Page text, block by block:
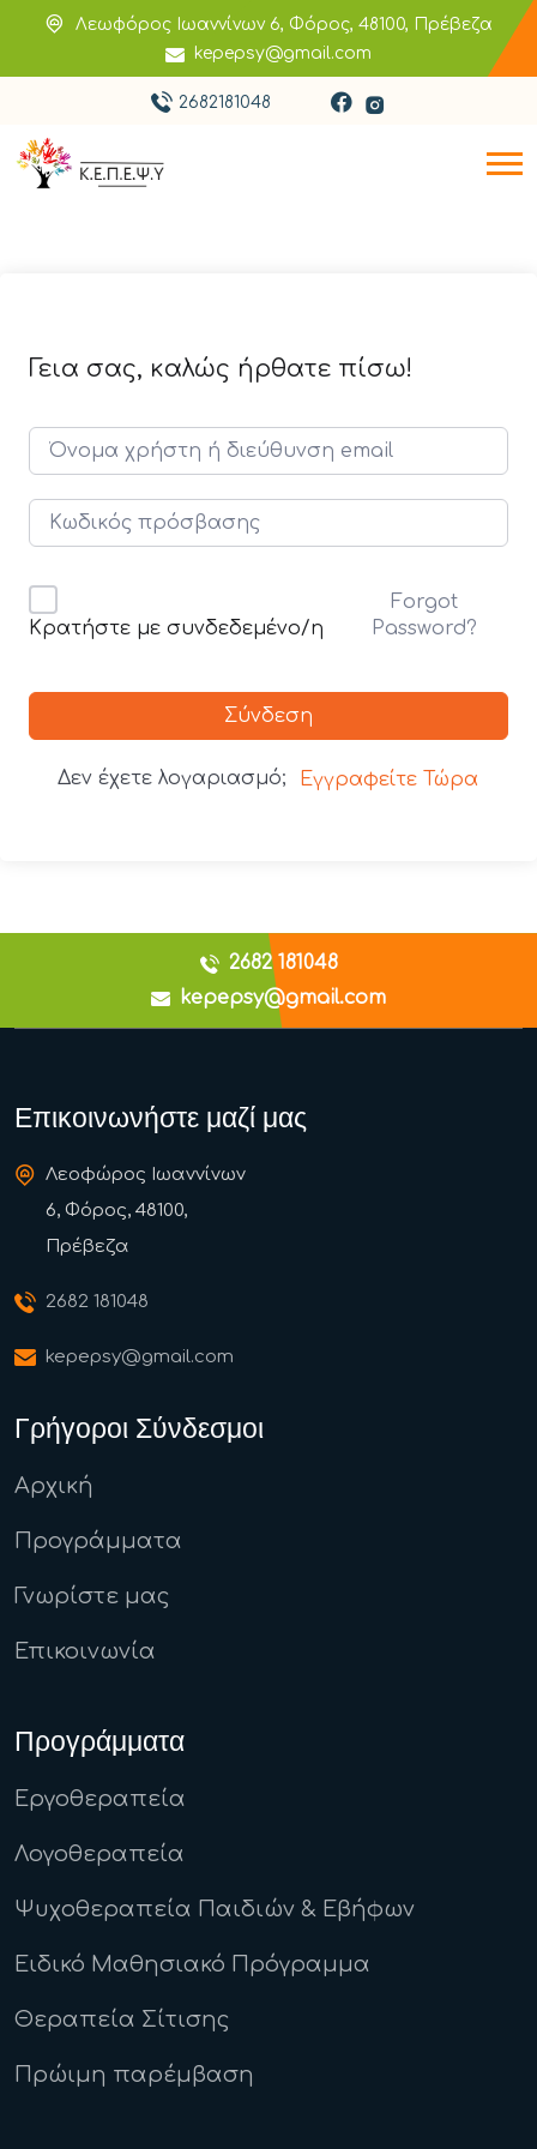
Λεωφόρος Ιωαννίνων 6, Φόρος, 48100, Πρέβεζα
kepepsy@gmail.com
2682181048
Γεια σας, καλώς ήρθατε πίσω!
Κρατήστε με συνδεδεμένο/η
Forgot
Password?
Σύνδεση
Δεν έχετε λογαριασμό; Εγγραφείτε Τώρα
2682 181048
kepepsy@gmail.com
Επικοινωνήστε μαζί μας
Λεοφώρος Ιωαννίνων
6, Φόρος, 48100,
Πρέβεζα
2682 181048
kepepsy@gmail.com
Γρήγοροι Σύνδεσμοι
Αρχική
Προγράμματα
Γνωρίστε μας
Επικοινωνία
Προγράμματα
Εργοθεραπεία
Λογοθεραπεία
Ψυχοθεραπεία Παιδιών & Εβήφων
Ειδικό Μαθησιακό Πρόγραμμα
Θεραπεία Σίτισης
Πρώιμη παρέμβαση